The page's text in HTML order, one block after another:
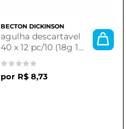
BECTON DICKINSON
agulha descartavel
40 x 12 pc/10 (18g 1
1/2)
R$ 8,73